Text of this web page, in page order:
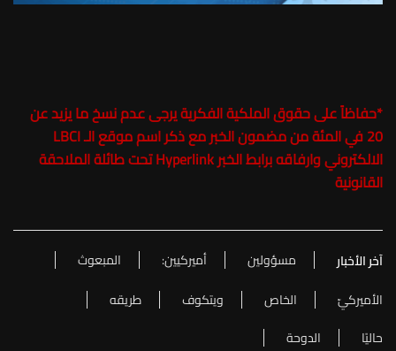
*حفاظاً على حقوق الملكية الفكرية يرجى عدم نسخ ما يزيد عن
20 في المئة من مضمون الخبر مع ذكر اسم موقع الـ LBCI
الالكتروني وارفاقه برابط الخبر Hyperlink تحت طائلة الملاحقة
القانونية
آخر الأخبار مسؤولين أميركيين:
المبعوث
الأميركيّ
الخاص ويتكوف
طريقه
حاليًا
الدوحة